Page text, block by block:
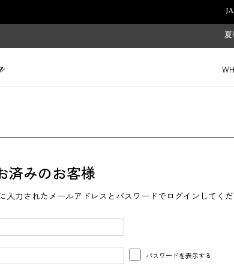
夏
済みのお客様
入力されたメールアドレスとパスワードでログインしてくだ
パスワードを表示する